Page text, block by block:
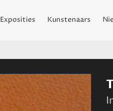
Exposities Kunstenaars